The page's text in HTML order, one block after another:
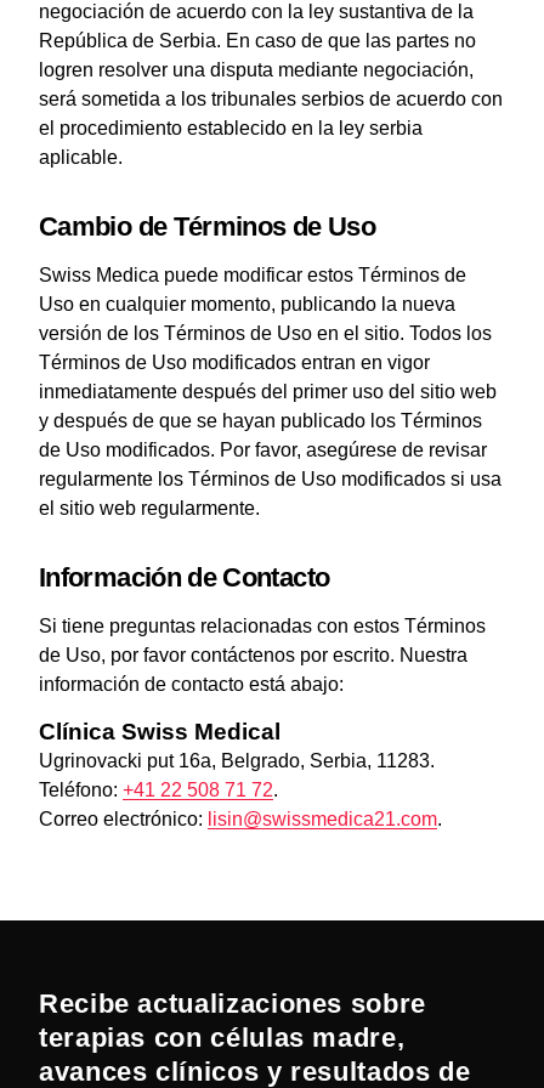
negociación de acuerdo con la ley sustantiva de la
República de Serbia. En caso de que las partes no
logren resolver una disputa mediante negociación,
será sometida a los tribunales serbios de acuerdo con
el procedimiento establecido en la ley serbia
aplicable.
Cambio de Términos de Uso
Swiss Medica puede modificar estos Términos de
Uso en cualquier momento, publicando la nueva
versión de los Términos de Uso en el sitio. Todos los
Términos de Uso modificados entran en vigor
inmediatamente después del primer uso del sitio web
y después de que se hayan publicado los Términos
de Uso modificados. Por favor, asegúrese de revisar
regularmente los Términos de Uso modificados si usa
el sitio web regularmente.
Información de Contacto
Si tiene preguntas relacionadas con estos Términos
de Uso, por favor contáctenos por escrito. Nuestra
información de contacto está abajo:
Clínica Swiss Medical
Ugrinovacki put 16a, Belgrado, Serbia, 11283.
Teléfono: +41 22 508 71 72.
Correo electrónico: lisin@swissmedica21.com.
Recibe actualizaciones sobre
terapias con células madre,
avances clínicos y resultados de